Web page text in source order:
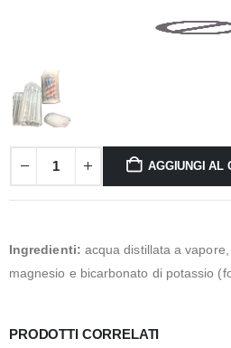
AGGIUNGI AL
Ingredienti: acqua distillata a
magnesio e bicarbonato di potassio
PRODOTTI CORRELATI